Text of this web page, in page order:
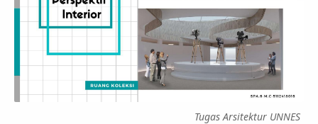
Tugas Arsitektur UNNES